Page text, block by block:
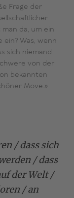
Frage der
da, um ein
ein? Was, wenn
sich niemand
von der
bekannten
Move.»
/ dass sich
/ dass
der Welt /
/ an